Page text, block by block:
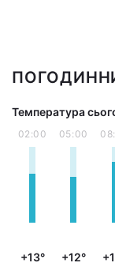
Температура
02:00
+13°
05:00
+12°